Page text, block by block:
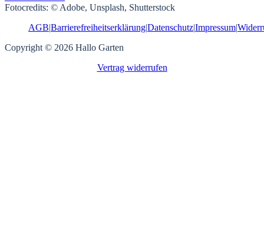
Fotocredits: © Adobe, Unsplash, Shutterstock
AGB|Barrierefreiheitserklärung|Datenschutz|Impressum|
Copyright © 2026 Hallo Garten
Vertrag widerrufen